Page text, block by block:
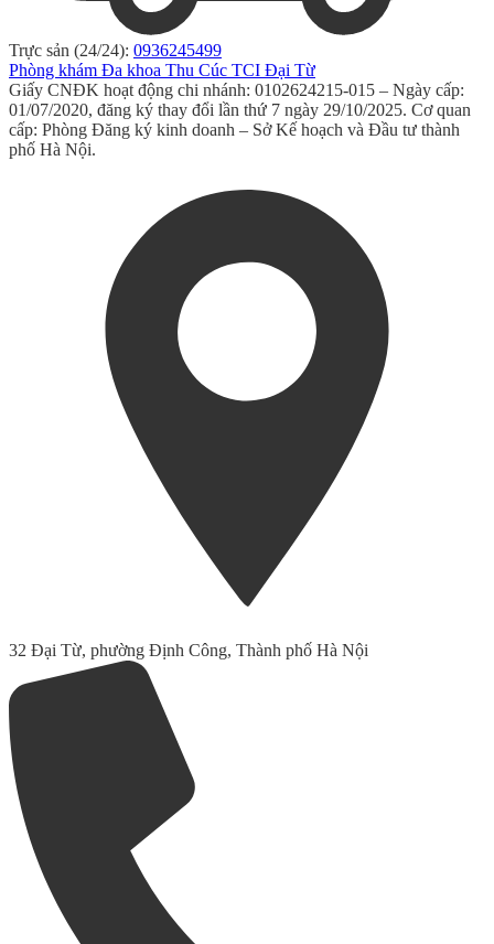
Trực sản (24/24): 0936245499
Phòng khám Đa khoa Thu Cúc TCI Đại Từ
Giấy CNĐK hoạt động chi nhánh: 0102624215-015 – Ngày cấp:
01/07/2020, đăng ký thay đổi lần thứ 7 ngày 29/10/2025. Cơ quan
cấp: Phòng Đăng ký kinh doanh – Sở Kế hoạch và Đầu tư thành
phố Hà Nội.
32 Đại Từ, phường Định Công, Thành phố Hà Nội